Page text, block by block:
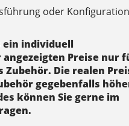
oder Konfiguration
ein individuell
Preise nur
Zubehör. Die realen
gegebenfalls
können Sie gerne im